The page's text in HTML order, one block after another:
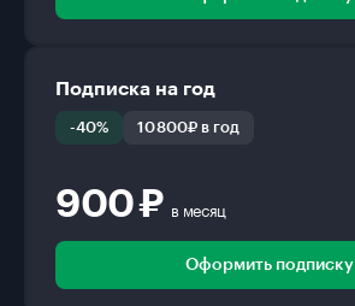
Подписка на год
-40% 10 800₽ в год
900 ₽ в месяц
Оформить подписку